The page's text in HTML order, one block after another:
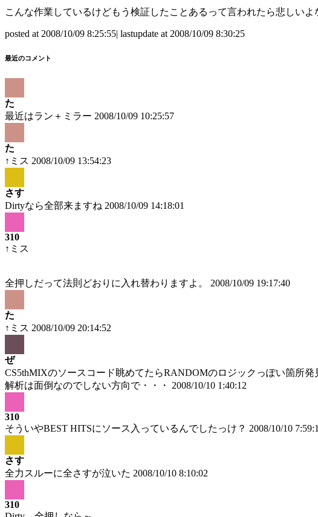
こんな作業しているけどもう検証したことあるって言われたら悲しいよ
posted at 2008/10/09 8:25:55| lastupdate at 2008/10/09 8:30:25
最近のコメント
た
最近はラン＋ミラー 2008/10/09 10:25:57
た
↑ミス 2008/10/09 13:54:23
さす
Dirtyなら全部来ますね 2008/10/09 14:18:01
310
↑ミス
全押しだって法則どおりに入れ替わりますよ。 2008/10/09 19:17:40
た
↑ミス 2008/10/09 20:14:52
ぜ
CS5thMIXのソースコード眺めてたらRANDOMのロジックっぽい箇所発
解析は面倒なのでしない方向で・・・
2008/10/10 1:40:12
310
そういやBEST HITSにソース入っているんでしたっけ？ 2008/10/10
さす
全力スルーに全さすが泣いた 2008/10/10 8:10:02
310